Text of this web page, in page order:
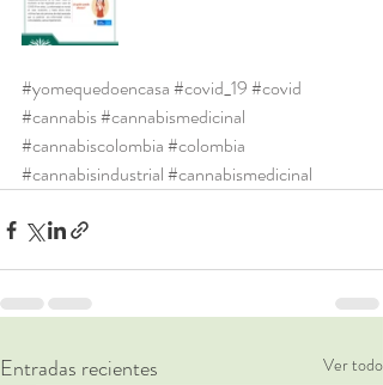
#yomequedoencasa#covid_19#covid
#cannabis#cannabismedicinal
#cannabiscolombia#colombia
#cannabisindustrial#cannabismedicinal
Entradas recientes Ver todo